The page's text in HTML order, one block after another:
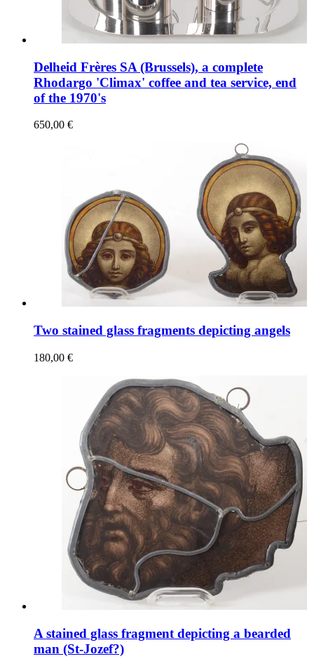
Delheid Frères SA (Brussels), a complete
Rhodargo 'Climax' coffee and tea service, end
of the 1970's
650,00 €
Two stained glass fragments depicting angels
180,00 €
A stained glass fragment depicting a bearded
man (St-Jozef?)